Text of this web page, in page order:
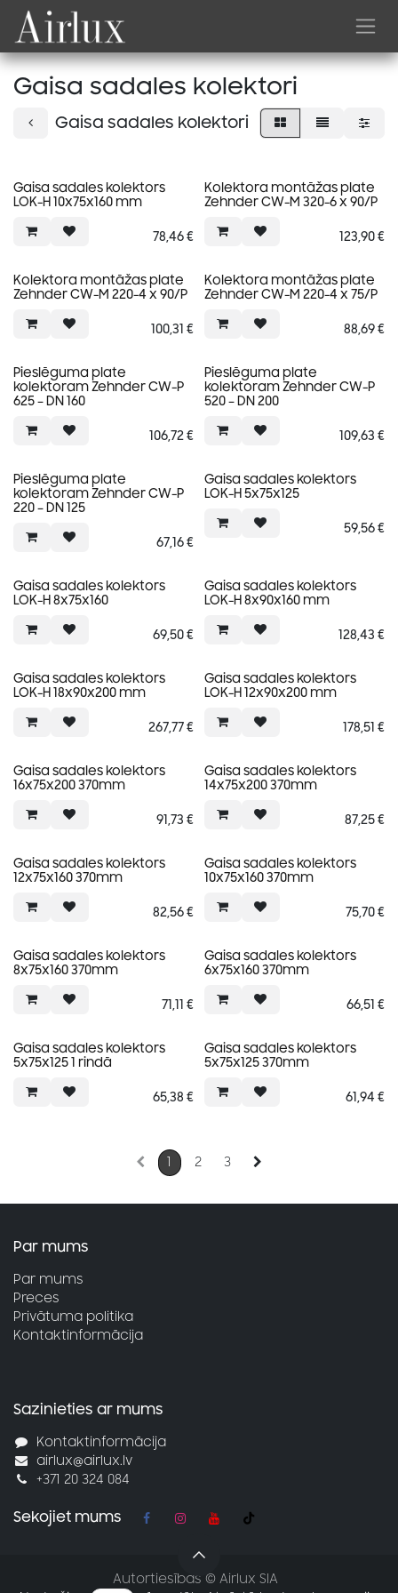
Skip to Content
Gaisa sadales kolektori
Gaisa sadales kolektori
Gaisa sadales kolektors
LOK-H 10x75x160 mm
78,46€
Kolektora montāžas plate
Zehnder CW-M 320-6 x 90/P
123,90€
Kolektora montāžas plate
Zehnder CW-M 220-4 x 90/P
100,31 €
Kolektora montāžas plate
Zehnder CW-M 220-4 x 75/P
88,69€
Pieslēguma plate
kolektoram Zehnder CW-P
625 – DN 160
106,72€
Pieslēguma plate
kolektoram Zehnder CW-P
520 – DN 200
109,63 €
Pieslēguma plate
kolektoram Zehnder CW-P
220 – DN 125
67,16€
Gaisa sadales kolektors
LOK-H 5x75x125
59,56€
Gaisa sadales kolektors
LOK-H 8x75x160
69,50€
Gaisa sadales kolektors
LOK-H 8x90x160 mm
128,43 €
Gaisa sadales kolektors
LOK-H 18x90x200 mm
267,77€
Gaisa sadales kolektors
LOK-H 12x90x200 mm
178,51 €
Gaisa sadales kolektors
16x75x200 370mm
91,73 €
Gaisa sadales kolektors
14x75x200 370mm
87,25€
Gaisa sadales kolektors
12x75x160 370mm
82,56€
Gaisa sadales kolektors
10x75x160 370mm
75,70€
Gaisa sadales kolektors
8x75x160 370mm
71,11 €
Gaisa sadales kolektors
6x75x160 370mm
66,51 €
Gaisa sadales kolektors
5x75x125 1 rindā
65,38 €
Gaisa sadales kolektors
5x75x125 370mm
61,94 €
1 2 3
Par mums
Par mums
Preces
Privātuma politika
Kontaktinformācija
Sazinieties ar mums
Kontaktinformācija
airlux@airlux.lv
+371 20 324 084
Sekojiet mums
Autortiesības © Airlux SIA